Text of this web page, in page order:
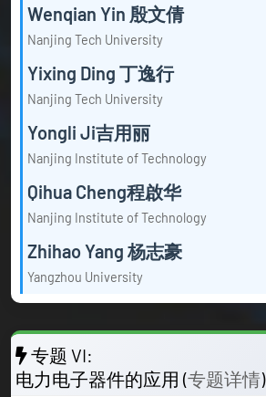
Wenqian Yin 殷文倩
Nanjing Tech University
Yixing Ding 丁逸行
Nanjing Tech University
Yongli Ji吉用丽
Nanjing Institute of Technology
Qihua Cheng程啟华
Nanjing Institute of Technology
Zhihao Yang 杨志豪
Yangzhou University
专题 VI:
电力电子器件的应用 (专题详情)